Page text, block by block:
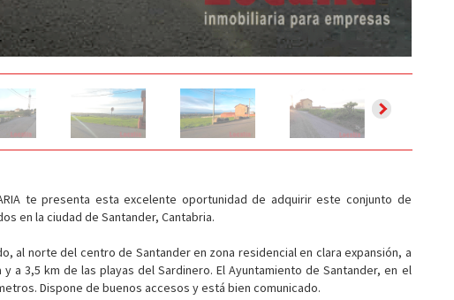
te presenta esta excelente oportunidad de adquirir este conjunto de
en la ciudad de Santander, Cantabria.
al norte del centro de Santander en zona residencial en clara expansión, a
y a 3,5 km de las playas del Sardinero. El Ayuntamiento de Santander, en el
Dispone de buenos accesos y está bien comunicado.